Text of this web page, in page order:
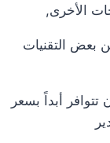
الأخرى,
بعض التقنيات
تتوافر أبداً بسعر